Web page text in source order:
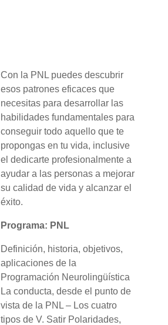
Con la PNL puedes descubrir
esos patrones eficaces que
necesitas para desarrollar las
habilidades fundamentales para
conseguir todo aquello que te
propongas en tu vida, inclusive
el dedicarte profesionalmente a
ayudar a las personas a mejorar
su calidad de vida y alcanzar el
éxito.
Programa: PNL
Definición, historia, objetivos,
aplicaciones de la
Programación Neurolingüística
La conducta, desde el punto de
vista de la PNL – Los cuatro
tipos de V. Satir Polaridades,